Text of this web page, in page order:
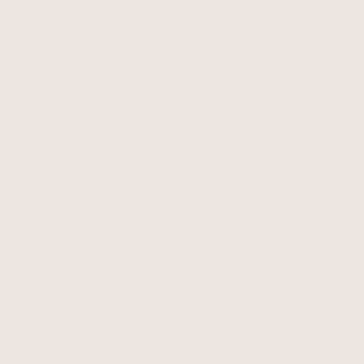
eventuell rodnad eller missfärgning. Perfekt för att ljusa upp
fuktinnehållet i masken och leda till ökad absorption av produkten
återställningsknapp för din hud. Denna mask har oändliga
i huden minskar konstant någon gång från 21 år och fortsätter
Det marina kollagenet i masken kommer uteslutande från havet
ger 8 av de 9 essentiella aminosyrorna till huden som fyller på
i huden. Produkt finns →
formeln.Designad för att skapa salongs värdigt resultat hemma,
ett blankt utseende.
kokosnötsvatten, oljefri, den ska ljusa upp, återfukta och göra huden
även passa torr hy riktigt bra och det behöver jag nu under vintern.
testa. Vill du läsa mer om produkten kan du göra det →